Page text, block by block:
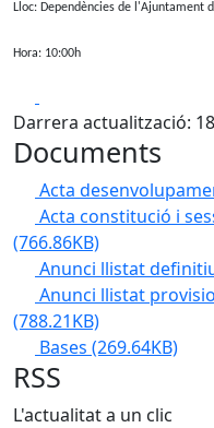
Lloc: Dependències de l'Ajuntament
Hora: 10:00h
Darrera actualització:
Documents
Acta
Acta constitució i
(766.86KB)
Anunci llistat
Anunci llistat
(788.21KB)
Bases (269.64KB)
RSS
L'actualitat a un clic